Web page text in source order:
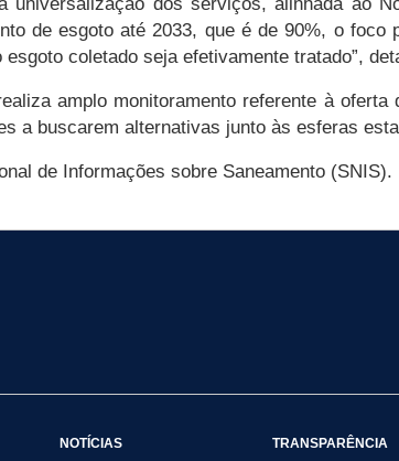
dos serviços, alinhada ao
de esgoto até 2033, que é de 90%, o
coletado seja efetivamente tratado”,
amplo monitoramento referente à
a buscarem alternativas junto às esferas
de Informações sobre Saneamento (SNIS).
NOTÍCIAS TRANSPARÊNCIA